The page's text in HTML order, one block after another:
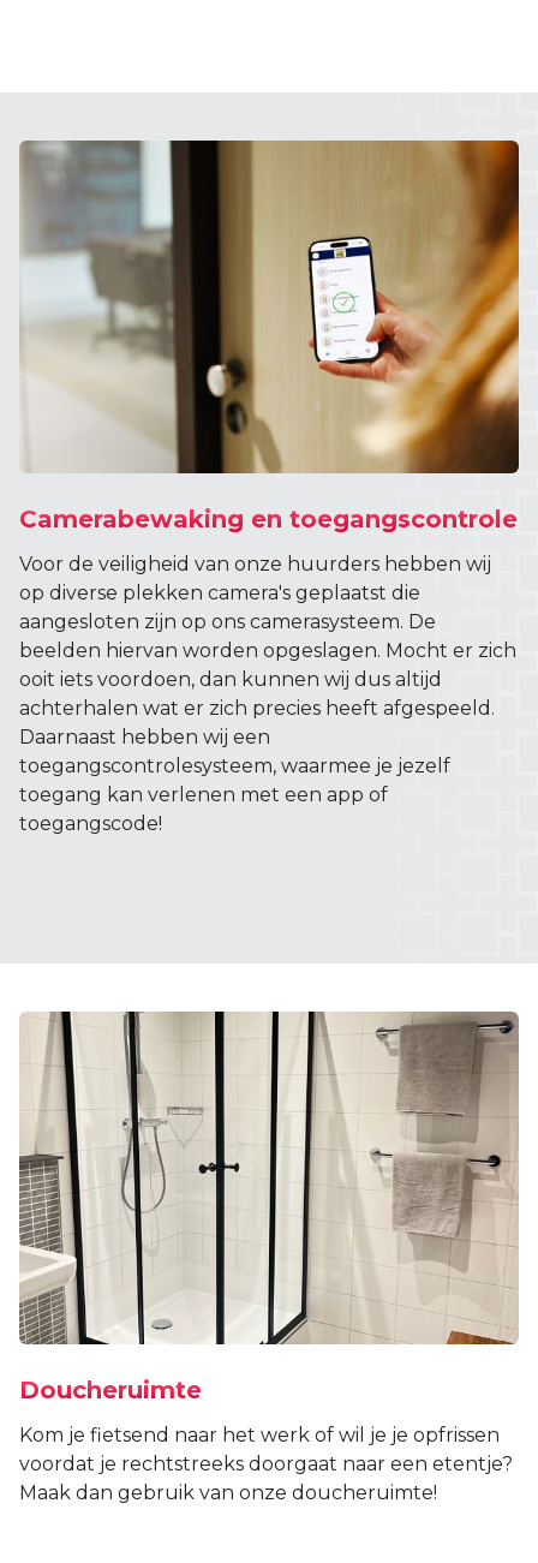
Camerabewaking en toegangscontrole
Voor de veiligheid van onze huurders hebben wij
op diverse plekken camera's geplaatst die
aangesloten zijn op ons camerasysteem. De
beelden hiervan worden opgeslagen. Mocht er zich
ooit iets voordoen, dan kunnen wij dus altijd
achterhalen wat er zich precies heeft afgespeeld.
Daarnaast hebben wij een
toegangscontrolesysteem, waarmee je jezelf
toegang kan verlenen met een app of
toegangscode!
Doucheruimte
Kom je fietsend naar het werk of wil je je opfrissen
voordat je rechtstreeks doorgaat naar een etentje?
Maak dan gebruik van onze doucheruimte!